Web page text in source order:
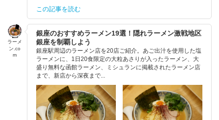
この記事を読む
ラーメ
ン.co
m
銀座のおすすめラーメン19選！隠れラーメン激戦地区
銀座を制覇しよう
銀座駅周辺のラーメン店を20店ご紹介。あご出汁を使用した塩
ラーメンに、1日20食限定の大粒あさりが入ったラーメン、大
盛り無料な函館ラーメン、ミシュランに掲載されたラーメン店
まで、新店から深夜まで...